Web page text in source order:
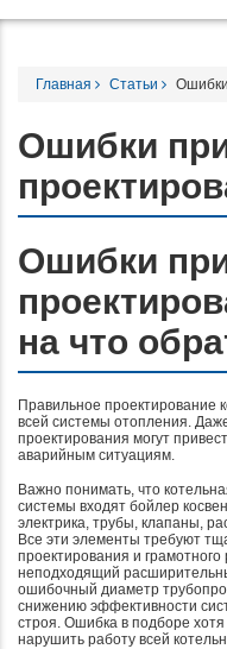
Главная Статьи
Ошибки
Ошибки
на что
Правильное проектирование
всей системы отопления.
проектирования могут
аварийным ситуациям.
Важно понимать, что
системы входят бойлер
электрика, трубы, клапаны,
Все эти элементы требуют
проектирования и
неподходящий
ошибочный диаметр
снижению эффективности
строя. Ошибка в подборе
нарушить работу всей